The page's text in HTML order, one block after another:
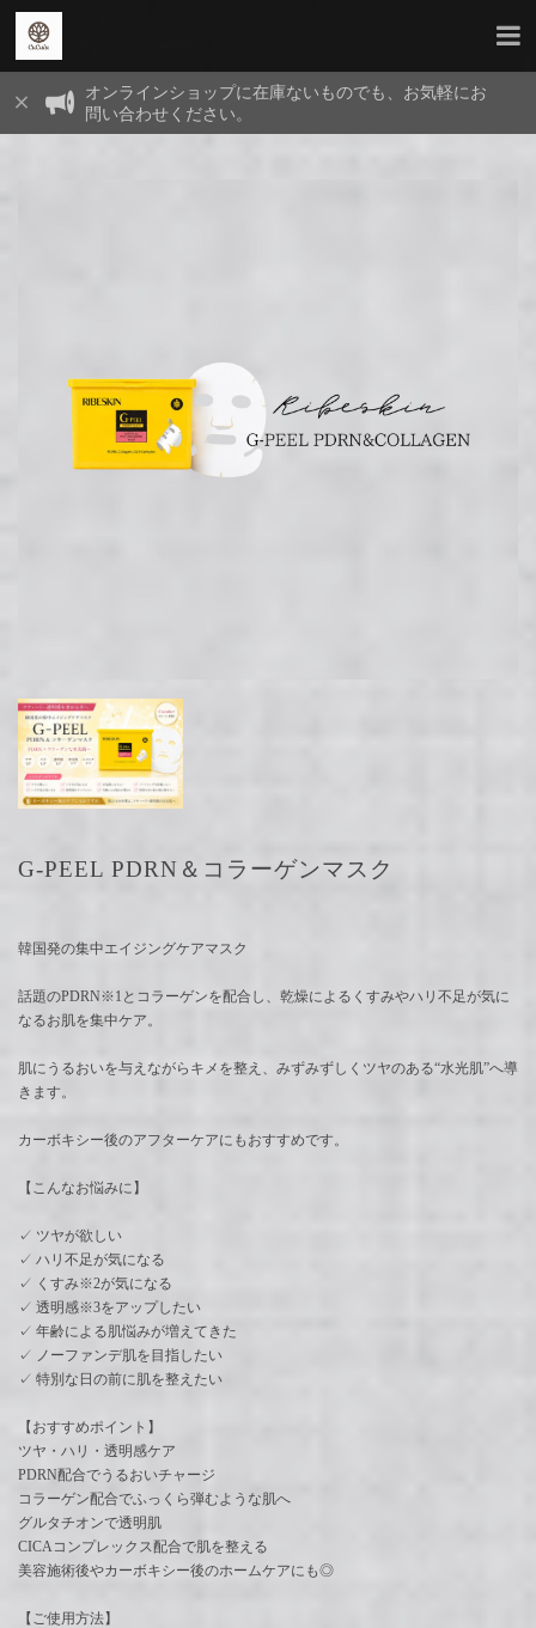
オンラインショップに在庫ないものでも、お気軽にお
問い合わせください。
G-PEEL PDRN＆コラーゲンマスク
韓国発の集中エイジングケアマスク
話題のPDRN※1とコラーゲンを配合し、乾燥によるくすみやハリ不足が気に
なるお肌を集中ケア。
肌にうるおいを与えながらキメを整え、みずみずしくツヤのある“水光肌”へ導
きます。
カーボキシー後のアフターケアにもおすすめです。
【こんなお悩みに】
✓ ツヤが欲しい
✓ ハリ不足が気になる
✓ くすみ※2が気になる
✓ 透明感※3をアップしたい
✓ 年齢による肌悩みが増えてきた
✓ ノーファンデ肌を目指したい
✓ 特別な日の前に肌を整えたい
【おすすめポイント】
ツヤ・ハリ・透明感ケア
PDRN配合でうるおいチャージ
コラーゲン配合でふっくら弾むような肌へ
グルタチオンで透明肌
CICAコンプレックス配合で肌を整える
美容施術後やカーボキシー後のホームケアにも◎
【ご使用方法】